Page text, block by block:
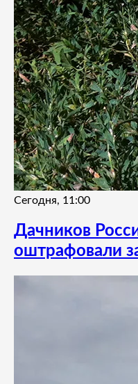
Сегодня, 11:00
Дачников
оштрафовали